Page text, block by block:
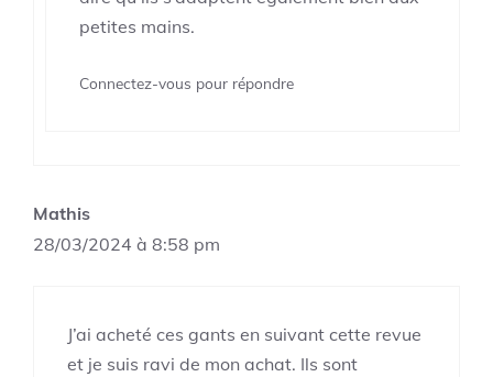
petites mains.
Connectez-vous pour répondre
Mathis
28/03/2024 à 8:58 pm
J’ai acheté ces gants en suivant cette revue
et je suis ravi de mon achat. Ils sont